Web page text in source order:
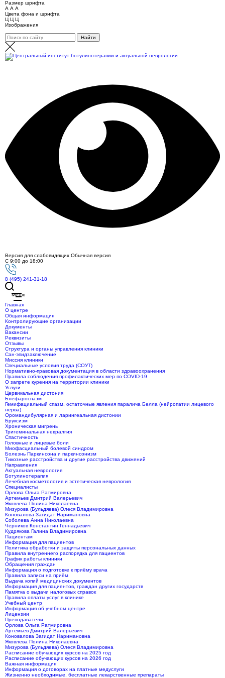
Размер шрифта
А А А
Цвета фона и шрифта
Ц Ц Ц
Изображения
Версия для слабовидящих Обычная версия
С 9:00 до 18:00
8 (495) 241-31-18
Меню
Главная
О центре
Общая информация
Контролирующие организации
Документы
Вакансии
Реквизиты
Отзывы
Структура и органы управления клиники
Сан-эпидзаключение
Миссия клиники
Специальные условия труда (СОУТ)
Нормативно-правовая документация в области здравоохранения
Правила соблюдения профилактических мер по COVID-19
О запрете курения на территории клиники
Услуги
Цервикальная дистония
Блефароспазм
Гемифациальный спазм, остаточные явления паралича Белла (нейропатии лицевого
нерва)
Оромандибулярная и ларингеальная дистонии
Бруксизм
Хроническая мигрень
Тригеминальная невралгия
Спастичность
Головные и лицевые боли
Миофасциальный болевой синдром
Болезнь Паркинсона и паркинсонизм
Тикозные расстройства и другие расстройства движений
Направления
Актуальная неврология
Ботулинотерапия
Лечебная косметология и эстетическая неврология
Специалисты
Орлова Ольга Ратмировна
Артемьев Дмитрий Валерьевич
Яковлева Полина Николаевна
Мизурова (Бульдяева) Олеся Владимировна
Коновалова Загидат Наримановна
Соболева Анна Николаевна
Черников Константин Геннадьевич
Кудрякова Галина Владимировна
Пациентам
Информация для пациентов
Политика обработки и защиты персональных данных
Правила внутреннего распорядка для пациентов
График работы клиники
Обращения граждан
Информация о подготовке к приёму врача
Правила записи на приём
Выдача копий медицинских документов
Информация для пациентов, граждан других государств
Памятка о выдачи налоговых справок
Правила оплаты услуг в клинике
Учебный центр
Информация об учебном центре
Лицензии
Преподаватели
Орлова Ольга Ратмировна
Артемьев Дмитрий Валерьевич
Коновалова Загидат Наримановна
Яковлева Полина Николаевна
Мизурова (Бульдяева) Олеся Владимировна
Расписание обучающих курсов на 2025 год
Расписание обучающих курсов на 2026 год
Важная информация
Информация о договорах на платные медуслуги
Жизненно необходимые, бесплатные лекарственные препараты